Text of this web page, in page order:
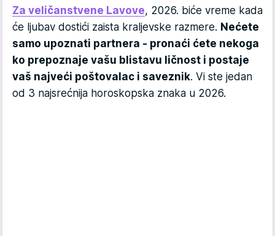
Za veličanstvene Lavove, 2026. biće vreme kada
će ljubav dostići zaista kraljevske razmere. Nećete
samo upoznati partnera - pronaći ćete nekoga
ko prepoznaje vašu blistavu ličnost i postaje
vaš najveći poštovalac i saveznik. Vi ste jedan
od 3 najsrećnija horoskopska znaka u 2026.